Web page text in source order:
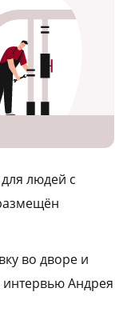
людей с
во дворе и
интервью Андрея